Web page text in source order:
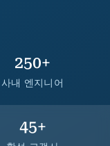
250+
사내 엔지니어
45+